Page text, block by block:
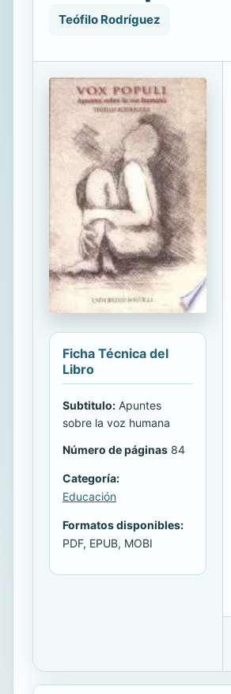
Teófilo Rodríguez
Ficha Técnica del
Libro
Subtitulo: Apuntes
sobre la voz humana
Número de páginas 84
Categoría:
Educación
Formatos disponibles:
PDF, EPUB, MOBI